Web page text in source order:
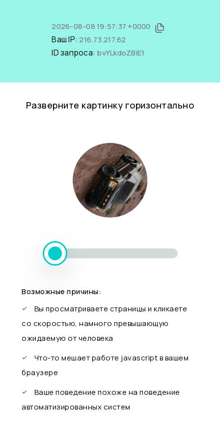
2026-08-08 19:57:37 +0000
Ваш IP:216.73.217.62
ID запроса: bvYLkdoZBiE1
Разверните картинку горизонтально
Возможные причины:
Вы просматриваете страницы и кликаете
со скоростью, намного превышающую
ожидаемую от человека
Что-то мешает работе javascript в вашем
браузере
Ваше поведение похоже на поведение
автоматизированных систем